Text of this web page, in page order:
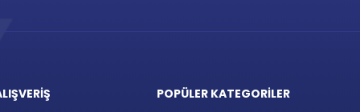
POPÜLER KATEGORİLER